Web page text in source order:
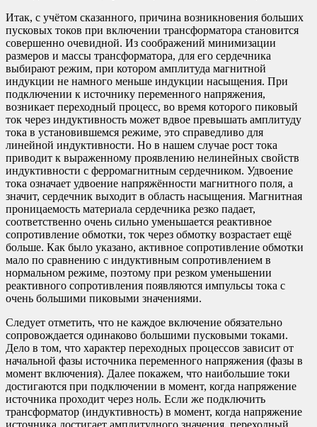
Итак, с учётом сказанного, причина возникновения больших
пусковых токов при включении трансформатора становится
совершенно очевидной. Из соображений минимизации
размеров и массы трансформатора, для его сердечника
выбирают режим, при котором амплитуда магнитной
индукции не намного меньше индукции насыщения. При
подключении к источнику переменного напряжения,
возникает переходный процесс, во время которого пиковый
ток через индуктивность может вдвое превышать амплитуду
тока в установившемся режиме, это справедливо для
линейной индуктивности. Но в нашем случае рост тока
приводит к выраженному проявлению нелинейных свойств
индуктивности с ферромагнитным сердечником. Удвоение
тока означает удвоение напряжённости магнитного поля, а
значит, сердечник выходит в область насыщения. Магнитная
проницаемость материала сердечника резко падает,
соответственно очень сильно уменьшается реактивное
сопротивление обмотки, ток через обмотку возрастает ещё
больше. Как было указано, активное сопротивление обмотки
мало по сравнению с индуктивным сопротивлением в
нормальном режиме, поэтому при резком уменьшении
реактивного сопротивления появляются импульсы тока с
очень большими пиковыми значениями.
Следует отметить, что не каждое включение обязательно
сопровождается одинаково большими пусковыми токами.
Дело в том, что характер переходных процессов зависит от
начальной фазы источника переменного напряжения (фазы в
момент включения). Далее покажем, что наибольшие токи
достигаются при подключении в момент, когда напряжение
источника проходит через ноль. Если же подключить
трансформатор (индуктивность) в момент, когда напряжение
источника достигает амплитудного значения, переходный